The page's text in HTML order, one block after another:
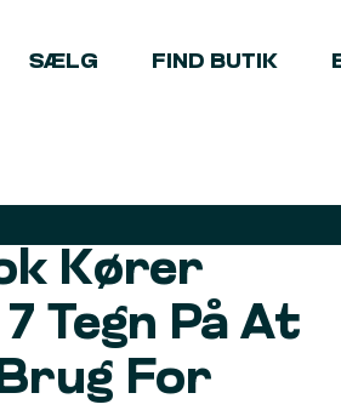
SÆLG FIND BUTIK
Kører
Tegn På At
For